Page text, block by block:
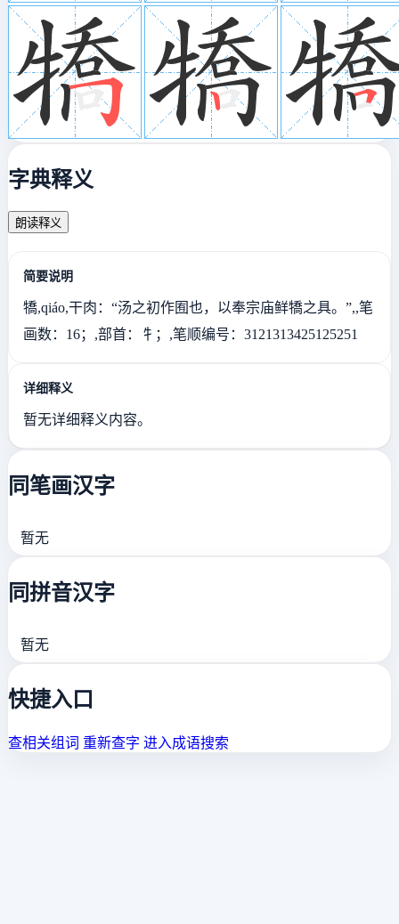
字典释义
朗读释义
简要说明
犞,qiáo,干肉：“汤之初作囿也，以奉宗庙鲜犞之具。”,,笔
画数：16；,部首：牜；,笔顺编号：3121313425125251
详细释义
暂无详细释义内容。
同笔画汉字
暂无
同拼音汉字
暂无
快捷入口
查相关组词 重新查字 进入成语搜索